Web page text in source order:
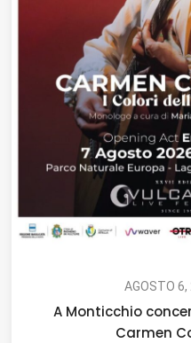
AGOSTO 6,
A Monticchio
Carmen